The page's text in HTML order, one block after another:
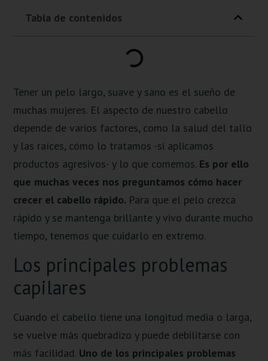
Tabla de contenidos
Tener un pelo largo, suave y sano es el sueño de
muchas mujeres. El aspecto de nuestro cabello
depende de varios factores, como la salud del tallo
y las raíces, cómo lo tratamos -si aplicamos
productos agresivos- y lo que comemos. Es por ello
que muchas veces nos preguntamos cómo hacer
crecer el cabello rápido. Para que el pelo crezca
rápido y se mantenga brillante y vivo durante mucho
tiempo, tenemos que cuidarlo en extremo.
Los principales problemas
capilares
Cuando el cabello tiene una longitud media o larga,
se vuelve más quebradizo y puede debilitarse con
más facilidad. Uno de los principales problemas